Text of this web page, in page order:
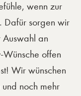
wenn zur
Dafür sorgen wir
Auswahl an
Wünsche offen
Wir wünschen
noch mehr